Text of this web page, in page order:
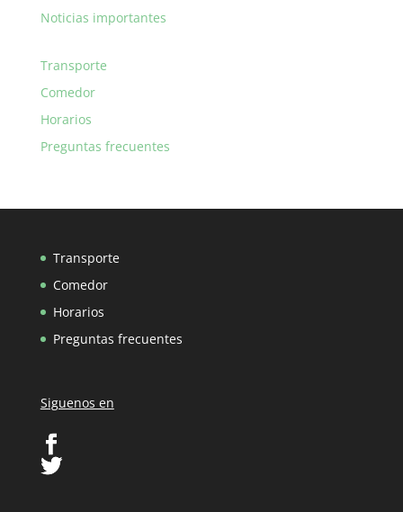
Noticias importantes
Transporte
Comedor
Horarios
Preguntas frecuentes
Transporte
Comedor
Horarios
Preguntas frecuentes
Siguenos en